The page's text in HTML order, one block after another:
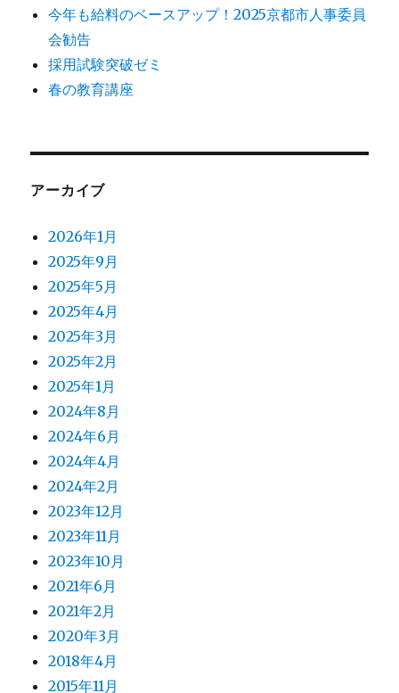
今年も給料のベースアップ！2025京都市人事委員
会勧告
採用試験突破ゼミ
春の教育講座
アーカイブ
2026年1月
2025年9月
2025年5月
2025年4月
2025年3月
2025年2月
2025年1月
2024年8月
2024年6月
2024年4月
2024年2月
2023年12月
2023年11月
2023年10月
2021年6月
2021年2月
2020年3月
2018年4月
2015年11月